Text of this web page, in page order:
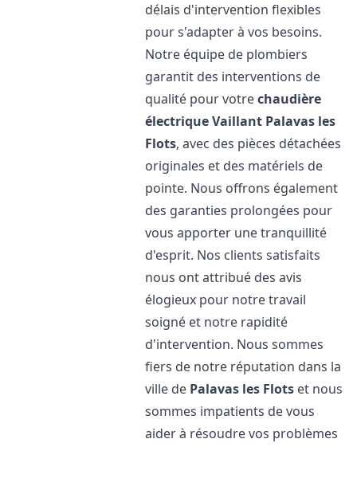
délais d'intervention flexibles
pour s'adapter à vos besoins.
Notre équipe de plombiers
garantit des interventions de
qualité pour votrechaudière
électrique Vaillant Palavas les
Flots, avec des pièces détachées
originales et des matériels de
pointe. Nous offrons également
des garanties prolongées pour
vous apporter une tranquillité
d'esprit. Nos clients satisfaits
nous ont attribué des avis
élogieux pour notre travail
soigné et notre rapidité
d'intervention. Nous sommes
fiers de notre réputation dans la
ville de Palavas les Flots et nous
sommes impatients de vous
aider à résoudre vos problèmes